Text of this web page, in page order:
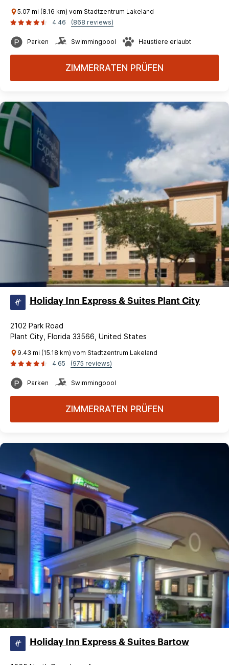
5.07 mi (8.16 km) vom Stadtzentrum Lakeland
4.46
(868 reviews)
Parken Swimmingpool Haustiere erlaubt
ZIMMERRATEN PRÜFEN
Holiday Inn Express & Suites Plant City
2102 Park Road
Plant City, Florida 33566, United States
9.43 mi (15.18 km) vom Stadtzentrum Lakeland
4.65
(975 reviews)
Parken Swimmingpool
ZIMMERRATEN PRÜFEN
Holiday Inn Express & Suites Bartow